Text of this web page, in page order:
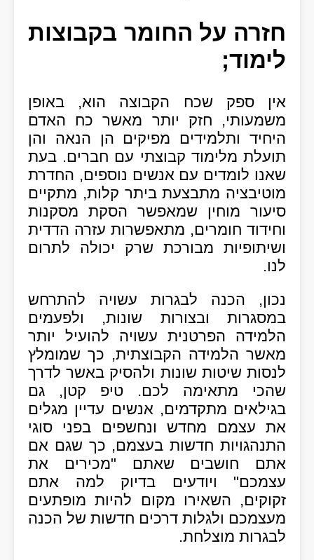
חזרה על החומר בקבוצות
לימוד;
אין ספק שכח הקבוצה הוא, באופן
משמעותי, חזק יותר מאשר כח האדם
היחיד ותלמידים מפיקים הן הנאה והן
תועלת מלימוד קבוצתי עם חברים. בעת
שאנו לומדים עם אנשים נוספים, החדרת
מוטיבציה מתבצעת ביתר קלות, מתקיים
סיעור מוחין שמאפשר הסקת מסקנות
וחידוד חומרים, מתאפשרות עזרה הדדית
ושיתופיות מבורכת שרק יכולה לתרום
לנו.
נכון, הכנה לבגרות עשויה להתרחש
במסגרות ובצורות שונות, ולפעמים
הלמידה הפרטנית עשויה להועיל יותר
מאשר הלמידה הקבוצתית, כך שמומלץ
לנסות שיטות שונות ולהסיק באשר לדרך
שהכי מתאימה לכם. טיפ קטן, גם
בגילאים מתקדמים, אנשים עדיין מגלים
את עצמם מחדש ונחשפים בפני סוגי
התנהגויות חדשות בעצמם, כך שגם אם
אתם חושבים שאתם "מכירים את
עצמכם" ויודעים בדיוק למה אתם
זקוקים, השאירו מקום להיות מופתעים
מעצמכם ולגלות דרכים חדשות של הכנה
לבגרות מוצלחת.